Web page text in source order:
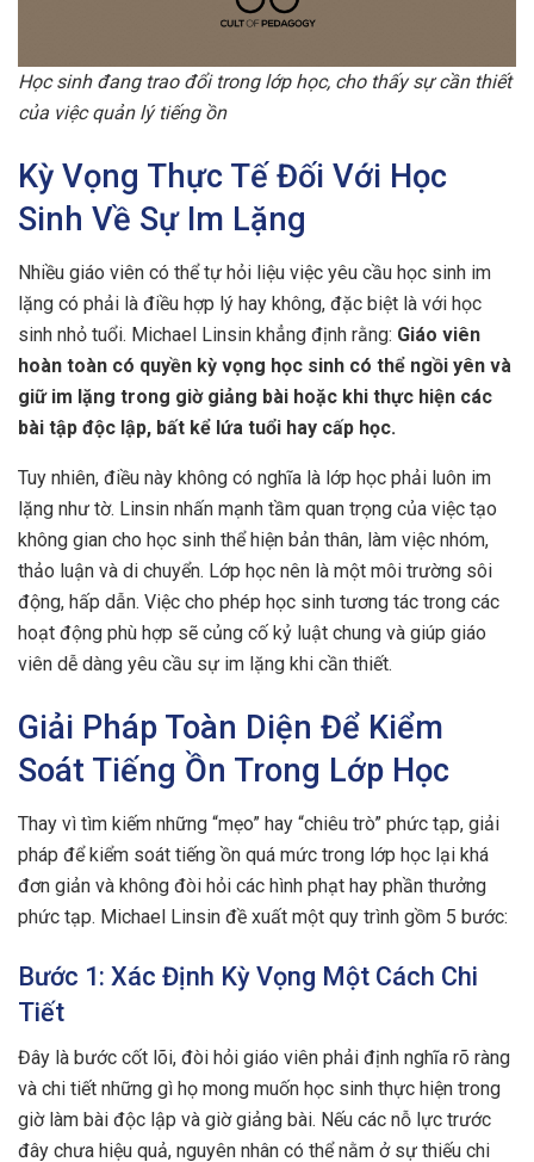
Học sinh đang trao đổi trong lớp học, cho thấy sự cần thiết
của việc quản lý tiếng ồn
Kỳ Vọng Thực Tế Đối Với Học
Sinh Về Sự Im Lặng
Nhiều giáo viên có thể tự hỏi liệu việc yêu cầu học sinh im
lặng có phải là điều hợp lý hay không, đặc biệt là với học
sinh nhỏ tuổi. Michael Linsin khẳng định rằng: Giáo viên
hoàn toàn có quyền kỳ vọng học sinh có thể ngồi yên và
giữ im lặng trong giờ giảng bài hoặc khi thực hiện các
bài tập độc lập, bất kể lứa tuổi hay cấp học.
Tuy nhiên, điều này không có nghĩa là lớp học phải luôn im
lặng như tờ. Linsin nhấn mạnh tầm quan trọng của việc tạo
không gian cho học sinh thể hiện bản thân, làm việc nhóm,
thảo luận và di chuyển. Lớp học nên là một môi trường sôi
động, hấp dẫn. Việc cho phép học sinh tương tác trong các
hoạt động phù hợp sẽ củng cố kỷ luật chung và giúp giáo
viên dễ dàng yêu cầu sự im lặng khi cần thiết.
Giải Pháp Toàn Diện Để Kiểm
Soát Tiếng Ồn Trong Lớp Học
Thay vì tìm kiếm những “mẹo” hay “chiêu trò” phức tạp, giải
pháp để kiểm soát tiếng ồn quá mức trong lớp học lại khá
đơn giản và không đòi hỏi các hình phạt hay phần thưởng
phức tạp. Michael Linsin đề xuất một quy trình gồm 5 bước:
Bước 1: Xác Định Kỳ Vọng Một Cách Chi
Tiết
Đây là bước cốt lõi, đòi hỏi giáo viên phải định nghĩa rõ ràng
và chi tiết những gì họ mong muốn học sinh thực hiện trong
giờ làm bài độc lập và giờ giảng bài. Nếu các nỗ lực trước
đây chưa hiệu quả, nguyên nhân có thể nằm ở sự thiếu chi